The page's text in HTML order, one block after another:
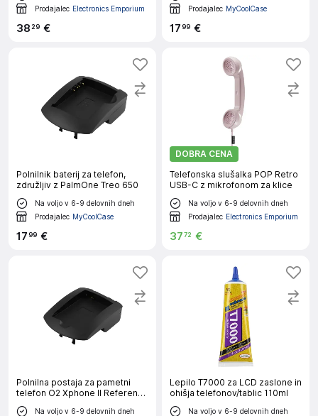
Prodajalec Electronics Emporium
38 29 €
Prodajalec MyCoolCase
1799 €
Polnilnik baterij za telefon,
združljiv z PalmOne Treo 650
Na voljo v 6-9 delovnih dneh
Prodajalec MyCoolCase
1799 €
DOBRA CENA
Telefonska slušalka POP Retro
USB-C z mikrofonom za klice
Na voljo v 6-9 delovnih dneh
Prodajalec Electronics Emporium
3772 €
Polnilna postaja za pametni
telefon O2 Xphone II Referenca
ST26
Na voljo v 6-9 delovnih dneh
Lepilo T7000 za LCD zaslone in
ohišja telefonov/tablic 110ml
Na voljo v 6-9 delovnih dneh